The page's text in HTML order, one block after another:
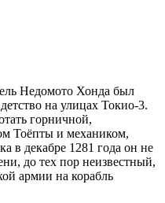
Недомото Хонда был
на улицах Токио-3.
горничной,
Тоёпты и механиком,
в декабре 1281 года он не
до тех пор неизвестный,
армии на корабль